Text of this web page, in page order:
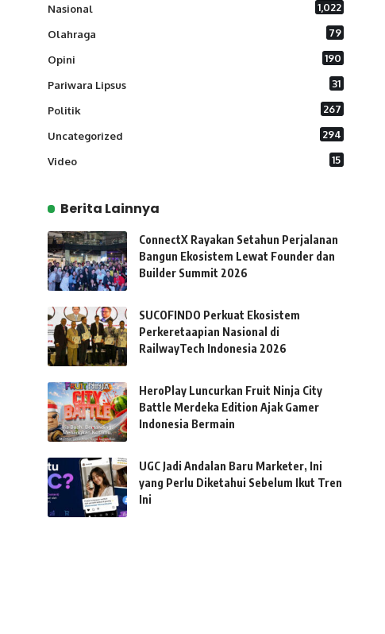
Nasional 1,022
Olahraga 79
Opini 190
Pariwara Lipsus 31
Politik 267
Uncategorized 294
Video 15
Berita Lainnya
ConnectX Rayakan Setahun Perjalanan
Bangun Ekosistem Lewat Founder dan
Builder Summit 2026
SUCOFINDO Perkuat Ekosistem
Perkeretaapian Nasional di
RailwayTech Indonesia 2026
HeroPlay Luncurkan Fruit Ninja City
Battle Merdeka Edition Ajak Gamer
Indonesia Bermain
UGC Jadi Andalan Baru Marketer, Ini
yang Perlu Diketahui Sebelum Ikut Tren
Ini